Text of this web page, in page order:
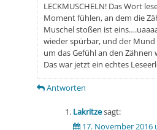
LECKMUSCHELN! Das Wort
Moment fühlen, an dem die
Muschel stoßen ist
wieder spürbar, und der
um das Gefühl an den Zähnen
Das war jetzt ein echtes
Antworten
Lakritzesagt:
17. November 2016